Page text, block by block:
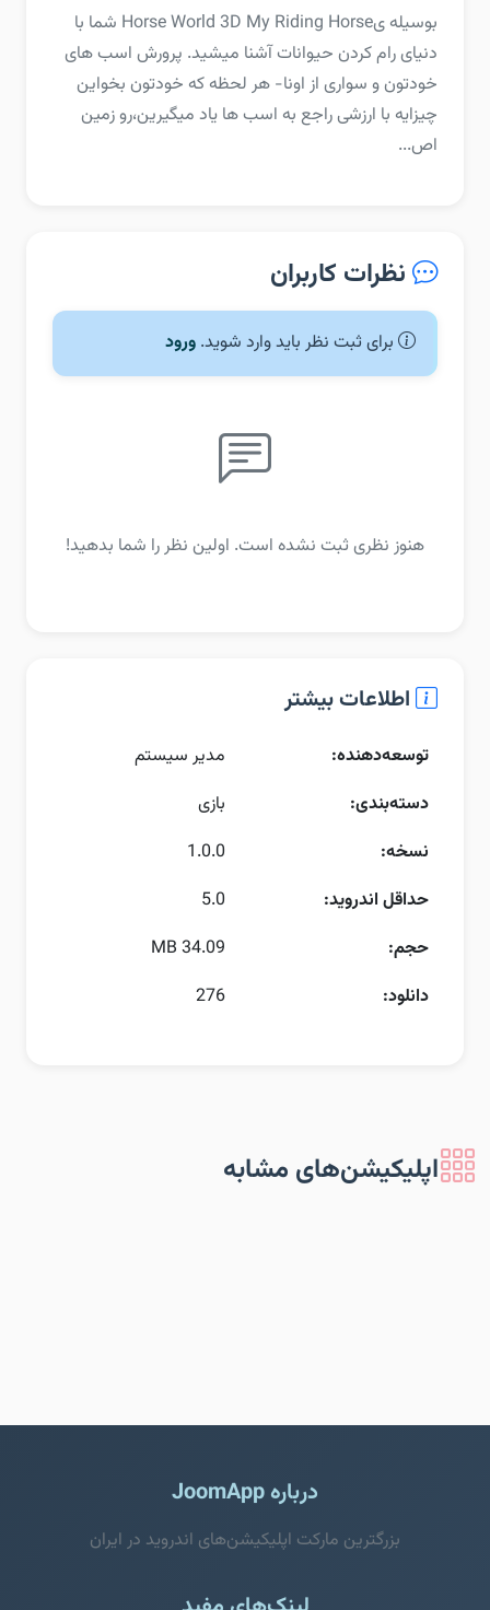
‏‏بوسیله یHorse World 3D My Riding Horse شما با
دنیای رام کردن حیوانات آشنا میشید. پرورش اسب های
خودتون و سواری از اونا ‐ هر لحظه که خودتون بخواین
چیزایه با ارزشی راجع به اسب ها یاد میگیرین،رو زمین
اص...
نظرات کاربران
برای ثبت نظر باید وارد شوید. ورود
هنوز نظری ثبت نشده است. اولین نظر را شما بدهید!
اطلاعات بیشتر
توسعه‌دهنده:
مدیر سیستم
دسته‌بندی:
بازی
نسخه:
1.0.0
حداقل اندروید:
5.0
حجم:
34.09 MB
دانلود:
276
اپلیکیشن‌های مشابه
درباره JoomApp
بزرگترین مارکت اپلیکیشن‌های اندروید در ایران